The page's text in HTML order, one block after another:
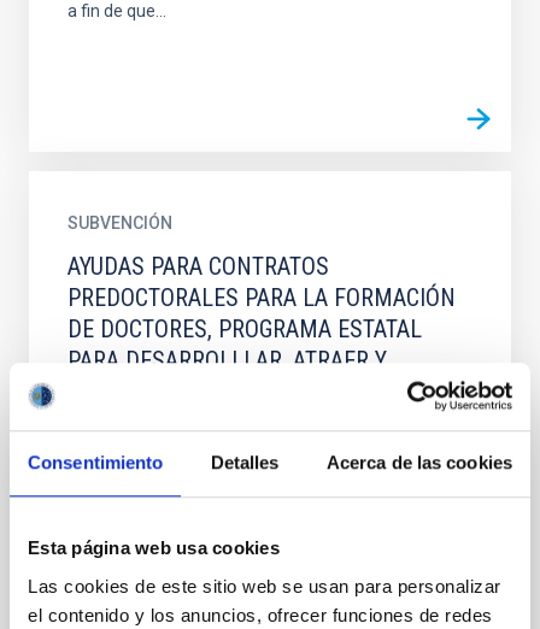
Consentimiento Detalles Acerca de las cookies
Esta página web usa cookies
Las cookies de este sitio web se usan para personalizar
el contenido y los anuncios, ofrecer funciones de redes
a fin de que...
SUBVENCIÓN
AYUDAS PARA CONTRATOS
PREDOCTORALES PARA LA FORMACIÓN
DE DOCTORES, PROGRAMA ESTATAL
PARA DESARROLLLAR, ATRAER Y
RETENER TALENTO, PLAN ESTATAL DE
INVESTIGACIÓN CIENTÍFICA, TÉCNICA Y
DE INNOVACIÓN 2021-2023
Las ayudas tienen como objeto la formación de
laborales, bajo la modalidad de contrato predoctoral,